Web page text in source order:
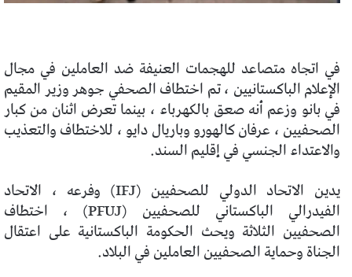
في اتجاه متصاعد للهجمات العنيفة ضد العاملين في مجال
الإعلام الباكستانيين ، تم اختطاف الصحفي جوهر وزير المقيم
في بانو وزعم أنه صعق بالكهرباء ، بينما تعرض اثنان من كبار
الصحفيين ، عرفان كالهورو وباريال دايو ، للاختطاف والتعذيب
والاعتداء الجنسي في إقليم السند.
يدين الاتحاد الدولي للصحفيين (IFJ) وفرعه ، الاتحاد
الفيدرالي الباكستاني للصحفيين (PFUJ) ، اختطاف
الصحفيين الثلاثة ويحث الحكومة الباكستانية على اعتقال
الجناة وحماية الصحفيين العاملين في البلاد.